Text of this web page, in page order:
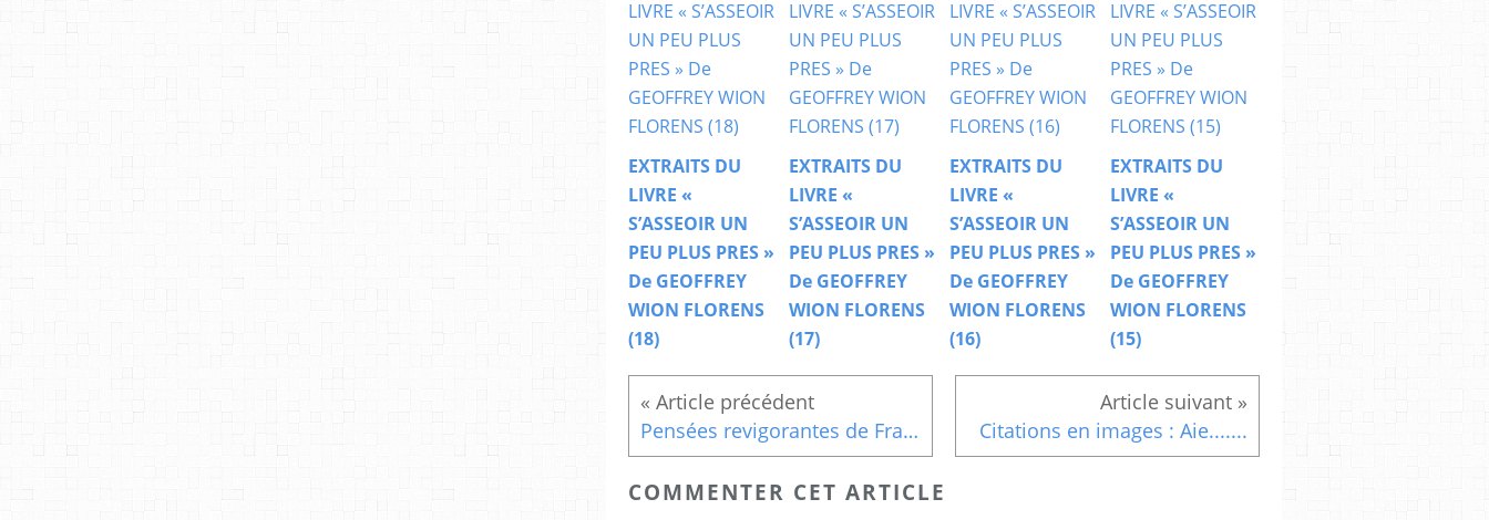
EXTRAITS DU
LIVRE «
S’ASSEOIR UN
PEU PLUS PRES »
De GEOFFREY
WION FLORENS
(18)
EXTRAITS DU
LIVRE «
S’ASSEOIR UN
PEU PLUS PRES »
De GEOFFREY
WION FLORENS
(17)
EXTRAITS DU
LIVRE «
S’ASSEOIR UN
PEU PLUS PRES »
De GEOFFREY
WION FLORENS
(16)
EXTRAITS DU
LIVRE «
S’ASSEOIR UN
PEU PLUS PRES »
De GEOFFREY
WION FLORENS
(15)
Pensées revigorantes de François Garagnon : 361 Citations en images : Aie.......
COMMENTER CET ARTICLE